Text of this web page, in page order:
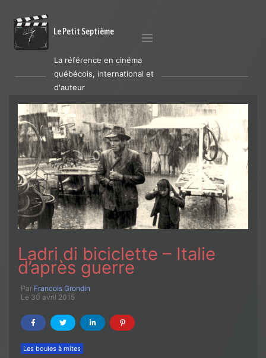
Le Petit Septième
La référence en cinéma
québécois, international et
d'auteur
Ladri di biciclette – Italie
d’après guerre
Par Francois Grondin
Le 30 avril 2015
Les boules à mites